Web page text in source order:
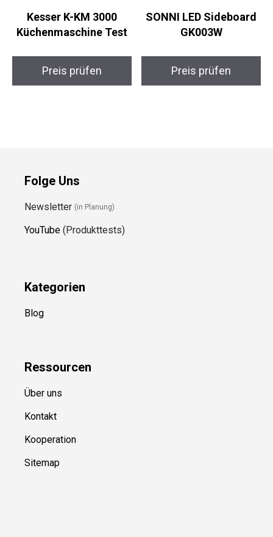
Kesser K-KM 3000
Küchenmaschine Test
Preis prüfen
SONNI LED Sideboard
GK003W
Preis prüfen
Folge Uns
Newsletter (in Planung)
YouTube (Produkttests)
Kategorien
Blog
Ressourcen
Über uns
Kontakt
Kooperation
Sitemap